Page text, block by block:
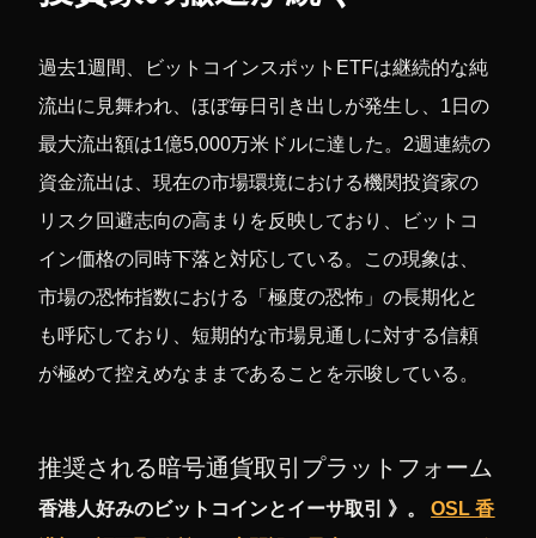
過去1週間、ビットコインスポットETFは継続的な純
流出に見舞われ、ほぼ毎日引き出しが発生し、1日の
最大流出額は1億5,000万米ドルに達した。2週連続の
資金流出は、現在の市場環境における機関投資家の
リスク回避志向の高まりを反映しており、ビットコ
イン価格の同時下落と対応している。この現象は、
市場の恐怖指数における「極度の恐怖」の長期化と
も呼応しており、短期的な市場見通しに対する信頼
が極めて控えめなままであることを示唆している。
推奨される暗号通貨取引プラットフォーム
香港人好みのビットコインとイーサ取引 》。OSL 香